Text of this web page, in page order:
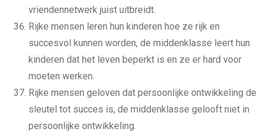
vriendennetwerk juist uitbreidt.
Rijke mensen leren hun kinderen hoe ze rijk en
succesvol kunnen worden, de middenklasse leert hun
kinderen dat het leven beperkt is en ze er hard voor
moeten werken.
Rijke mensen geloven dat persoonlijke ontwikkeling de
sleutel tot succes is, de middenklasse gelooft niet in
persoonlijke ontwikkeling.